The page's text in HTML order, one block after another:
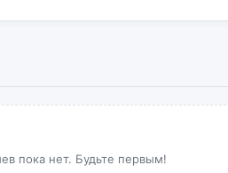
пока нет. Будьте первым!